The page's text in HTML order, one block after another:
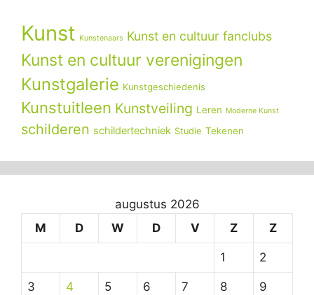
Kunst Kunstenaars Kunst en cultuur fanclubs
Kunst en cultuur verenigingen
Kunstgalerie Kunstgeschiedenis
Kunstuitleen Kunstveiling Leren Moderne Kunst
schilderen schildertechniek Studie Tekenen
augustus 2026
M
D W D V Z Z
1 2
3 4 5 6 7 8 9